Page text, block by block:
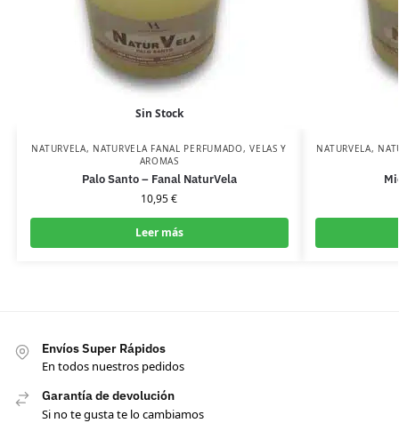
Sin Stock
NATURVELA, NATURVELA FANAL PERFUMADO,VELAS Y
AROMAS
Palo Santo – Fanal NaturVela
10,95€
Leer más
NATURVELA,
Envíos Super Rápidos
En todos nuestros pedidos
Garantía de devolución
Si no te gusta te lo cambiamos